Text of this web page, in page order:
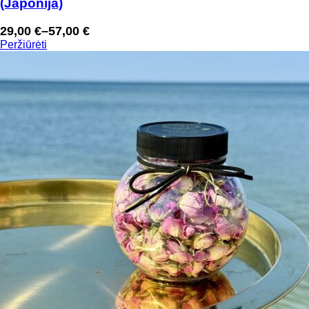
29,00 €–57,00 €
Price
range:
through
Peržiūrėti